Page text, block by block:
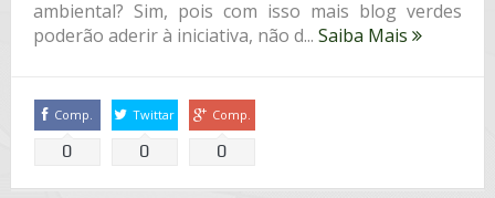
ambiental? Sim, pois com isso mais blog verdes
poderão aderir à iniciativa, não d... Saiba Mais
Comp.
0
Twittar
0
Comp.
0